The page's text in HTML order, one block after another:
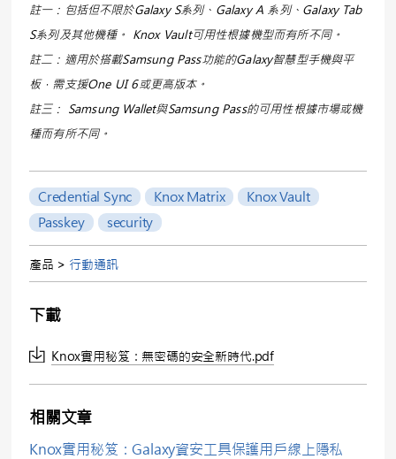
註一：包括但不限於Galaxy S系列、Galaxy A 系列、Galaxy Tab
S系列及其他機種。 Knox Vault可用性根據機型而有所不同。
註二：適用於搭載Samsung Pass功能的Galaxy智慧型手機與平
板，需支援One UI 6或更高版本。
註三： Samsung Wallet與Samsung Pass的可用性根據市場或機
種而有所不同。
Credential Sync Knox Matrix
Knox Vault
Passkey
security
產品 > 行動通訊
下載
Knox實用秘笈：無密碼的安全新時代.pdf
相關文章
Knox實用秘笈：Galaxy資安工具保護用戶線上隱私